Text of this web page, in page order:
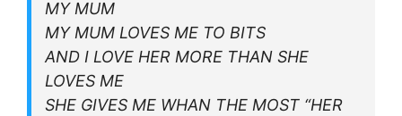
MY MUM
MY MUM LOVES ME TO BITS
AND I LOVE HER MORE THAN SHE
LOVES ME
SHE GIVES ME WHAN THE MOST “HER